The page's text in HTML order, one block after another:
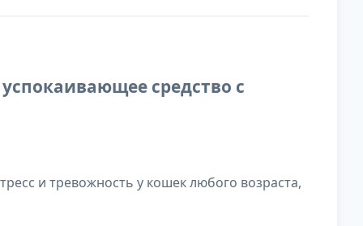
средство с
и тревожность у кошек любого возраста,